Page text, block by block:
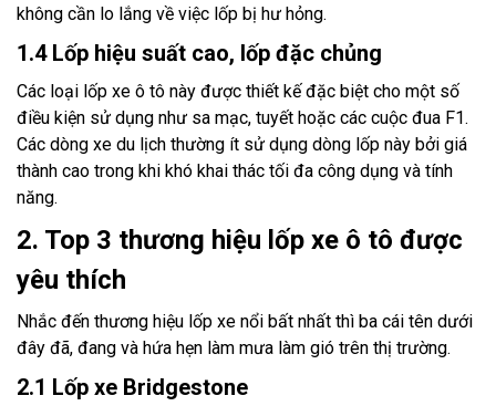
không cần lo lắng về việc lốp bị hư hỏng.
1.4 Lốp hiệu suất cao, lốp đặc chủng
Các loại lốp xe ô tô này được thiết kế đặc biệt cho một số
điều kiện sử dụng như sa mạc, tuyết hoặc các cuộc đua F1.
Các dòng xe du lịch thường ít sử dụng dòng lốp này bởi giá
thành cao trong khi khó khai thác tối đa công dụng và tính
năng.
2. Top 3 thương hiệu lốp xe ô tô được
yêu thích
Nhắc đến thương hiệu lốp xe nổi bất nhất thì ba cái tên dưới
đây đã, đang và hứa hẹn làm mưa làm gió trên thị trường.
2.1 Lốp xe Bridgestone